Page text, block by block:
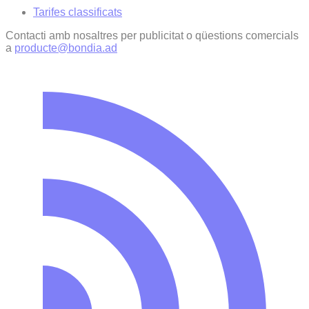
Tarifes classificats
Contacti amb nosaltres per publicitat o qüestions comercials
a producte@bondia.ad